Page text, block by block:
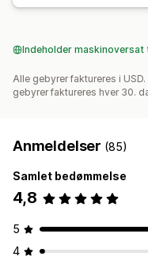
Indeholder maskinoversat
Alle gebyrer faktureres i
gebyrer faktureres hver 30.
Anmeldelser (85)
Samlet bedømmelse
4,8
5
4